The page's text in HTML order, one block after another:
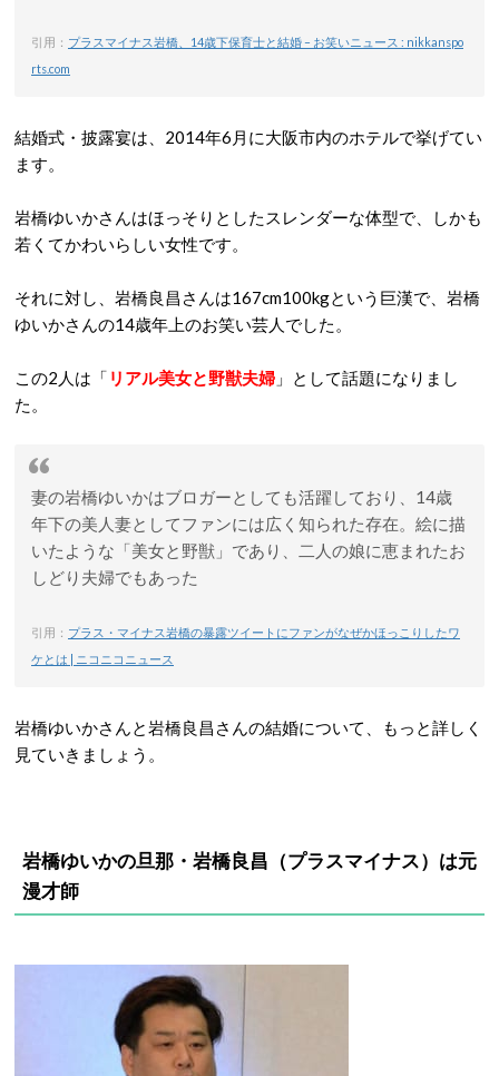
引用： プラスマイナス岩橋、14歳下保育士と結婚 – お笑いニュース : nikkanspo
rts.com
結婚式・披露宴は、2014年6月に大阪市内のホテルで挙げてい
ます。
岩橋ゆいかさんはほっそりとしたスレンダーな体型で、しかも
若くてかわいらしい女性です。
それに対し、岩橋良昌さんは167cm100kgという巨漢で、岩橋
ゆいかさんの14歳年上のお笑い芸人でした。
この2人は「 リアル美女と野獣夫婦 」として話題になりまし
た。
妻の岩橋ゆいかはブロガーとしても活躍しており、14歳
年下の美人妻としてファンには広く知られた存在。絵に描
いたような「美女と野獣」であり、二人の娘に恵まれたお
しどり夫婦でもあった
引用： プラス・マイナス岩橋の暴露ツイートにファンがなぜかほっこりしたワ
ケとは | ニコニコニュース
岩橋ゆいかさんと岩橋良昌さんの結婚について、もっと詳しく
見ていきましょう。
岩橋ゆいかの旦那・岩橋良昌（プラスマイナス）は元
漫才師